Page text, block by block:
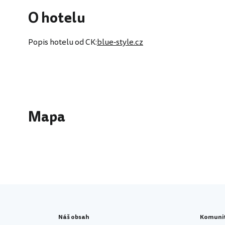
O hotelu
Popis hotelu od CK:blue-style.cz
Mapa
Náš obsah